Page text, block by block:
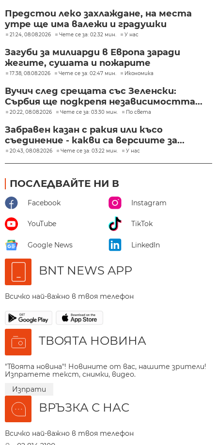
Предстои леко захлаждане, на места
утре ще има валежи и градушки
21:24, 08.08.2026 Чете се за: 02:32 мин. У нас
Загуби за милиарди в Европа заради
жегите, сушата и пожарите
17:38, 08.08.2026 Чете се за: 02:47 мин. Икономика
Вучич след срещата със Зеленски:
Сърбия ще подкрепя независимостта...
20:22, 08.08.2026 Чете се за: 03:30 мин. По света
Забравен казан с ракия или късо
съединение - какви са версиите за...
20:43, 08.08.2026 Чете се за: 03:22 мин. У нас
ПОСЛЕДВАЙТЕ НИ В
Facebook Instagram
YouTube TikTok
Google News LinkedIn
BNT NEWS APP
Всичко най-важно в твоя телефон
ТВОЯТА НОВИНА
"Твоята новина"! Новините от вас, нашите зрители!
Изпратете текст, снимки, видео.
Изпрати
ВРЪЗКА С НАС
Всичко най-важно в твоя телефон